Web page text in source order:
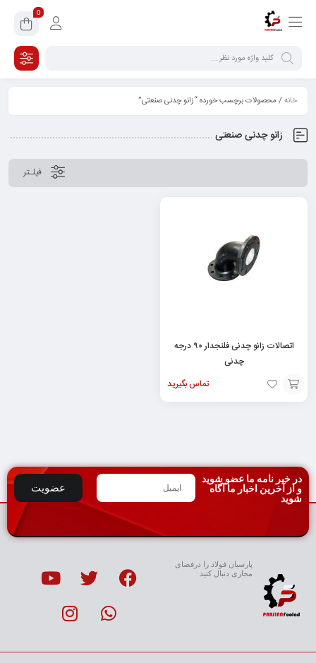
0
خانه/ محصولات برچسب خورده “زانو چدنی صنعتی”
زانو چدنی صنعتی
فیلـتر
اتصالات زانو چدنی فلنجدار ۹۰ درجه
چدنی
تماس بگیرید
افزودن
عضویت
در خبر نامه ما عضو شوید
و از آخرین اخبار ما آگاه
شوید
پارسیان فولاد را درفضای
مجازی دنبال کنید